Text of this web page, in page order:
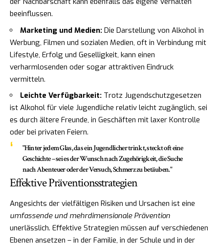
beeinflussen.
Marketing und Medien: Die Darstellung von Alkohol in
Werbung, Filmen und sozialen Medien, oft in Verbindung mit
Lifestyle, Erfolg und Geselligkeit, kann einen
verharmlosenden oder sogar attraktiven Eindruck
vermitteln.
Leichte Verfügbarkeit: Trotz Jugendschutzgesetzen
ist Alkohol für viele Jugendliche relativ leicht zugänglich, sei
es durch ältere Freunde, in Geschäften mit laxer Kontrolle
oder bei privaten Feiern.
"Hinter jedem Glas, das ein Jugendlicher trinkt, steckt oft eine
Geschichte – sei es der Wunsch nach Zugehörigkeit, die Suche
nach Abenteuer oder der Versuch, Schmerz zu betäuben."
Effektive Präventionsstrategien
Angesichts der vielfältigen Risiken und Ursachen ist eine
umfassende und mehrdimensionale Prävention
unerlässlich. Effektive Strategien müssen auf verschiedenen
Ebenen ansetzen – in der Familie, in der Schule und in der